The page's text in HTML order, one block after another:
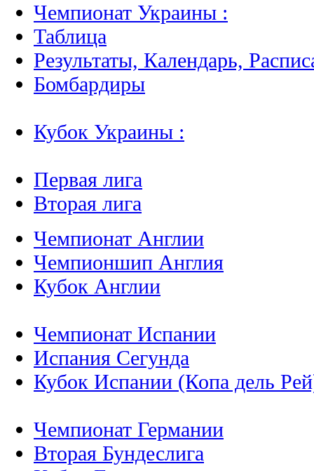
Чемпионат Украины :
Таблица
Результаты, Календарь,
Бомбардиры
Кубок Украины :
Первая лига
Вторая лига
Чемпионат Англии
Чемпионшип Англия
Кубок Англии
Чемпионат Испании
Испания Сегунда
Кубок Испании (Копа дель
Чемпионат Германии
Вторая Бундеслига